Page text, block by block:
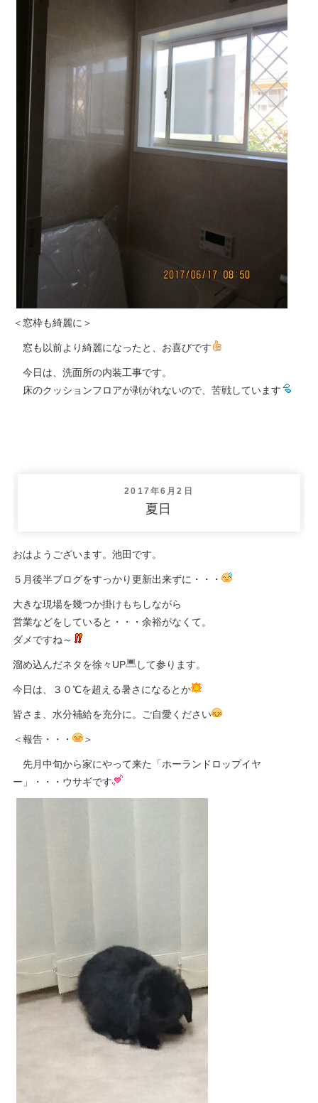
＜窓枠も綺麗に＞
窓も以前より綺麗になったと、お喜びです
今日は、洗面所の内装工事です。
床のクッションフロアが剥がれないので、苦戦しています
投
2017年6月2日
夏日
おはようございます。池田です。
５月後半ブログをすっかり更新出来ずに・・・
大きな現場を幾つか掛けもちしながら
営業などをしていると・・・余裕がなくて。
ダメですね～
溜め込んだネタを徐々UP して参ります。
今日は、３０℃を超える暑さになるとか
皆さま、水分補給を充分に。ご自愛ください
＜報告・・・ ＞
先月中旬から家にやって来た「ホーランドロップイヤ
ー」・・・ウサギです